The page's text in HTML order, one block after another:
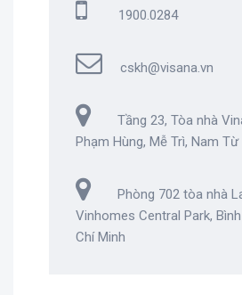
1900.0284
cskh@visana.vn
Tầng 23, Tòa nhà
Phạm Hùng, Mễ Trì, Nam
Phòng 702 tòa nhà
Vinhomes Central Park,
Chí Minh